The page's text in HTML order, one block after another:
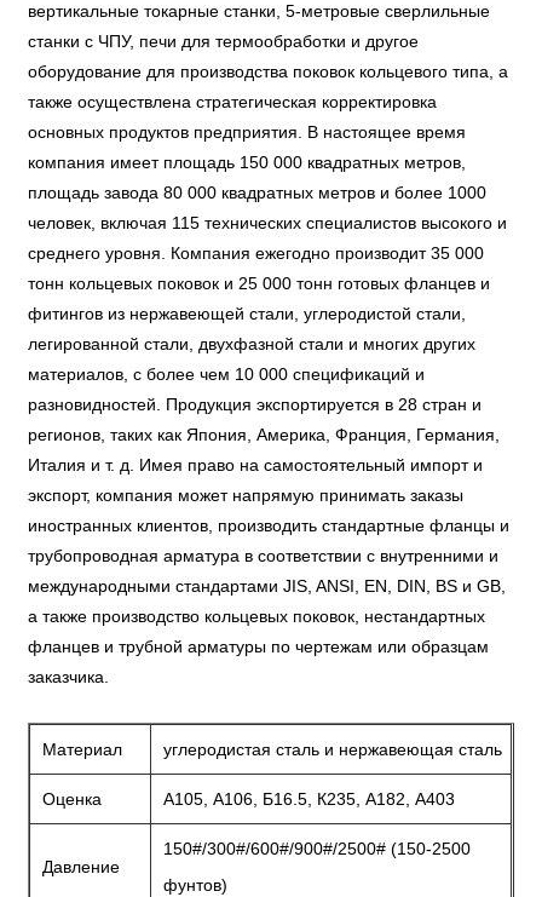
вертикальные токарные станки, 5-метровые сверлильные
станки с ЧПУ, печи для термообработки и другое
оборудование для производства поковок кольцевого типа, а
также осуществлена ​​стратегическая корректировка
основных продуктов предприятия. В настоящее время
компания имеет площадь 150 000 квадратных метров,
площадь завода 80 000 квадратных метров и более 1000
человек, включая 115 технических специалистов высокого и
среднего уровня. Компания ежегодно производит 35 000
тонн кольцевых поковок и 25 000 тонн готовых фланцев и
фитингов из нержавеющей стали, углеродистой стали,
легированной стали, двухфазной стали и многих других
материалов, с более чем 10 000 спецификаций и
разновидностей. Продукция экспортируется в 28 стран и
регионов, таких как Япония, Америка, Франция, Германия,
Италия и т. д. Имея право на самостоятельный импорт и
экспорт, компания может напрямую принимать заказы
иностранных клиентов, производить стандартные фланцы и
трубопроводная арматура в соответствии с внутренними и
международными стандартами JIS, ANSI, EN, DIN, BS и GB,
а также производство кольцевых поковок, нестандартных
фланцев и трубной арматуры по чертежам или образцам
заказчика.
Материал углеродистая сталь и нержавеющая сталь
Оценка А105, А106, Б16.5, К235, А182, А403
Давление
150#/300#/600#/900#/2500# (150-2500
фунтов)